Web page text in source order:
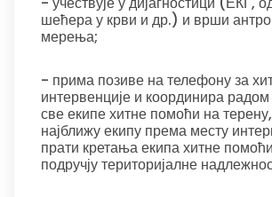
шећера у крви и др.) и врши
мерења;
- прима позиве на телефону за
интервенције и координира
све екипе хитне помоћи на
најближу екипу према месту
прати кретања екипа хитне
подручју територијалне